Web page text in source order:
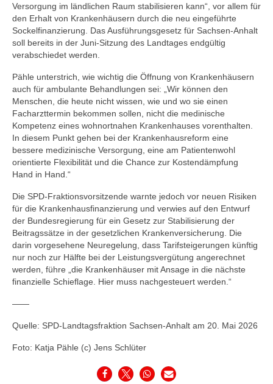
Versorgung im ländlichen Raum stabilisieren kann“, vor allem für
den Erhalt von Krankenhäusern durch die neu eingeführte
Sockelfinanzierung. Das Ausführungsgesetz für Sachsen-Anhalt
soll bereits in der Juni-Sitzung des Landtages endgültig
verabschiedet werden.
Pähle unterstrich, wie wichtig die Öffnung von Krankenhäusern
auch für ambulante Behandlungen sei: „Wir können den
Menschen, die heute nicht wissen, wie und wo sie einen
Facharzttermin bekommen sollen, nicht die medinische
Kompetenz eines wohnortnahen Krankenhauses vorenthalten.
In diesem Punkt gehen bei der Krankenhausreform eine
bessere medizinische Versorgung, eine am Patientenwohl
orientierte Flexibilität und die Chance zur Kostendämpfung
Hand in Hand.“
Die SPD-Fraktionsvorsitzende warnte jedoch vor neuen Risiken
für die Krankenhausfinanzierung und verwies auf den Entwurf
der Bundesregierung für ein Gesetz zur Stabilisierung der
Beitragssätze in der gesetzlichen Krankenversicherung. Die
darin vorgesehene Neuregelung, dass Tarifsteigerungen künftig
nur noch zur Hälfte bei der Leistungsvergütung angerechnet
werden, führe „die Krankenhäuser mit Ansage in die nächste
finanzielle Schieflage. Hier muss nachgesteuert werden.“
——
Quelle: SPD-Landtagsfraktion Sachsen-Anhalt am 20. Mai 2026
Foto: Katja Pähle (c) Jens Schlüter